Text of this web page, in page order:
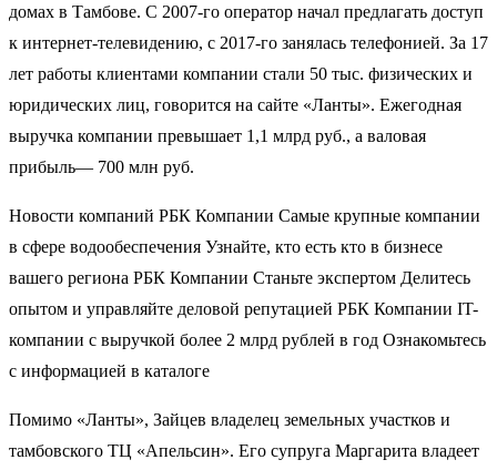
домах в Тамбове. С 2007-го оператор начал предлагать доступ
к интернет-телевидению, с 2017-го занялась телефонией. За 17
лет работы клиентами компании стали 50 тыс. физических и
юридических лиц, говорится на сайте «Ланты». Ежегодная
выручка компании превышает 1,1 млрд руб., а валовая
прибыль— 700 млн руб.
Новости компаний РБК Компании Самые крупные компании
в сфере водообеспечения Узнайте, кто есть кто в бизнесе
вашего региона РБК Компании Станьте экспертом Делитесь
опытом и управляйте деловой репутацией РБК Компании IT-
компании с выручкой более 2 млрд рублей в год Ознакомьтесь
с информацией в каталоге
Помимо «Ланты», Зайцев владелец земельных участков и
тамбовского ТЦ «Апельсин». Его супруга Маргарита владеет